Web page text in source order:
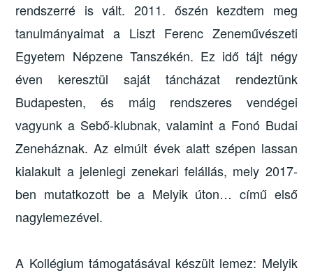
rendszerré is vált. 2011. őszén kezdtem meg
tanulmányaimat a Liszt Ferenc Zeneművészeti
Egyetem Népzene Tanszékén. Ez idő tájt négy
éven keresztül saját táncházat rendeztünk
Budapesten, és máig rendszeres vendégei
vagyunk a Sebő-klubnak, valamint a Fonó Budai
Zeneháznak. Az elmúlt évek alatt szépen lassan
kialakult a jelenlegi zenekari felállás, mely 2017-
ben mutatkozott be a Melyik úton… című első
nagylemezével.
A Kollégium támogatásával készült lemez: Melyik